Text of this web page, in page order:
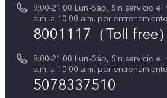
Instrucciones de la garantía de vivo
Consulta el Precio de los Repuestos
Acerca de nosotros
Centro de privacidad de vivo
9:00-21:00 Lun.-Sáb, Sin servicio
a.m. a 10:00 a.m. por entrenamiento
8001117（Toll free）
9:00-21:00 Lun.-Sáb, Sin servicio
a.m. a 10:00 a.m. por entrenamiento
5078337510